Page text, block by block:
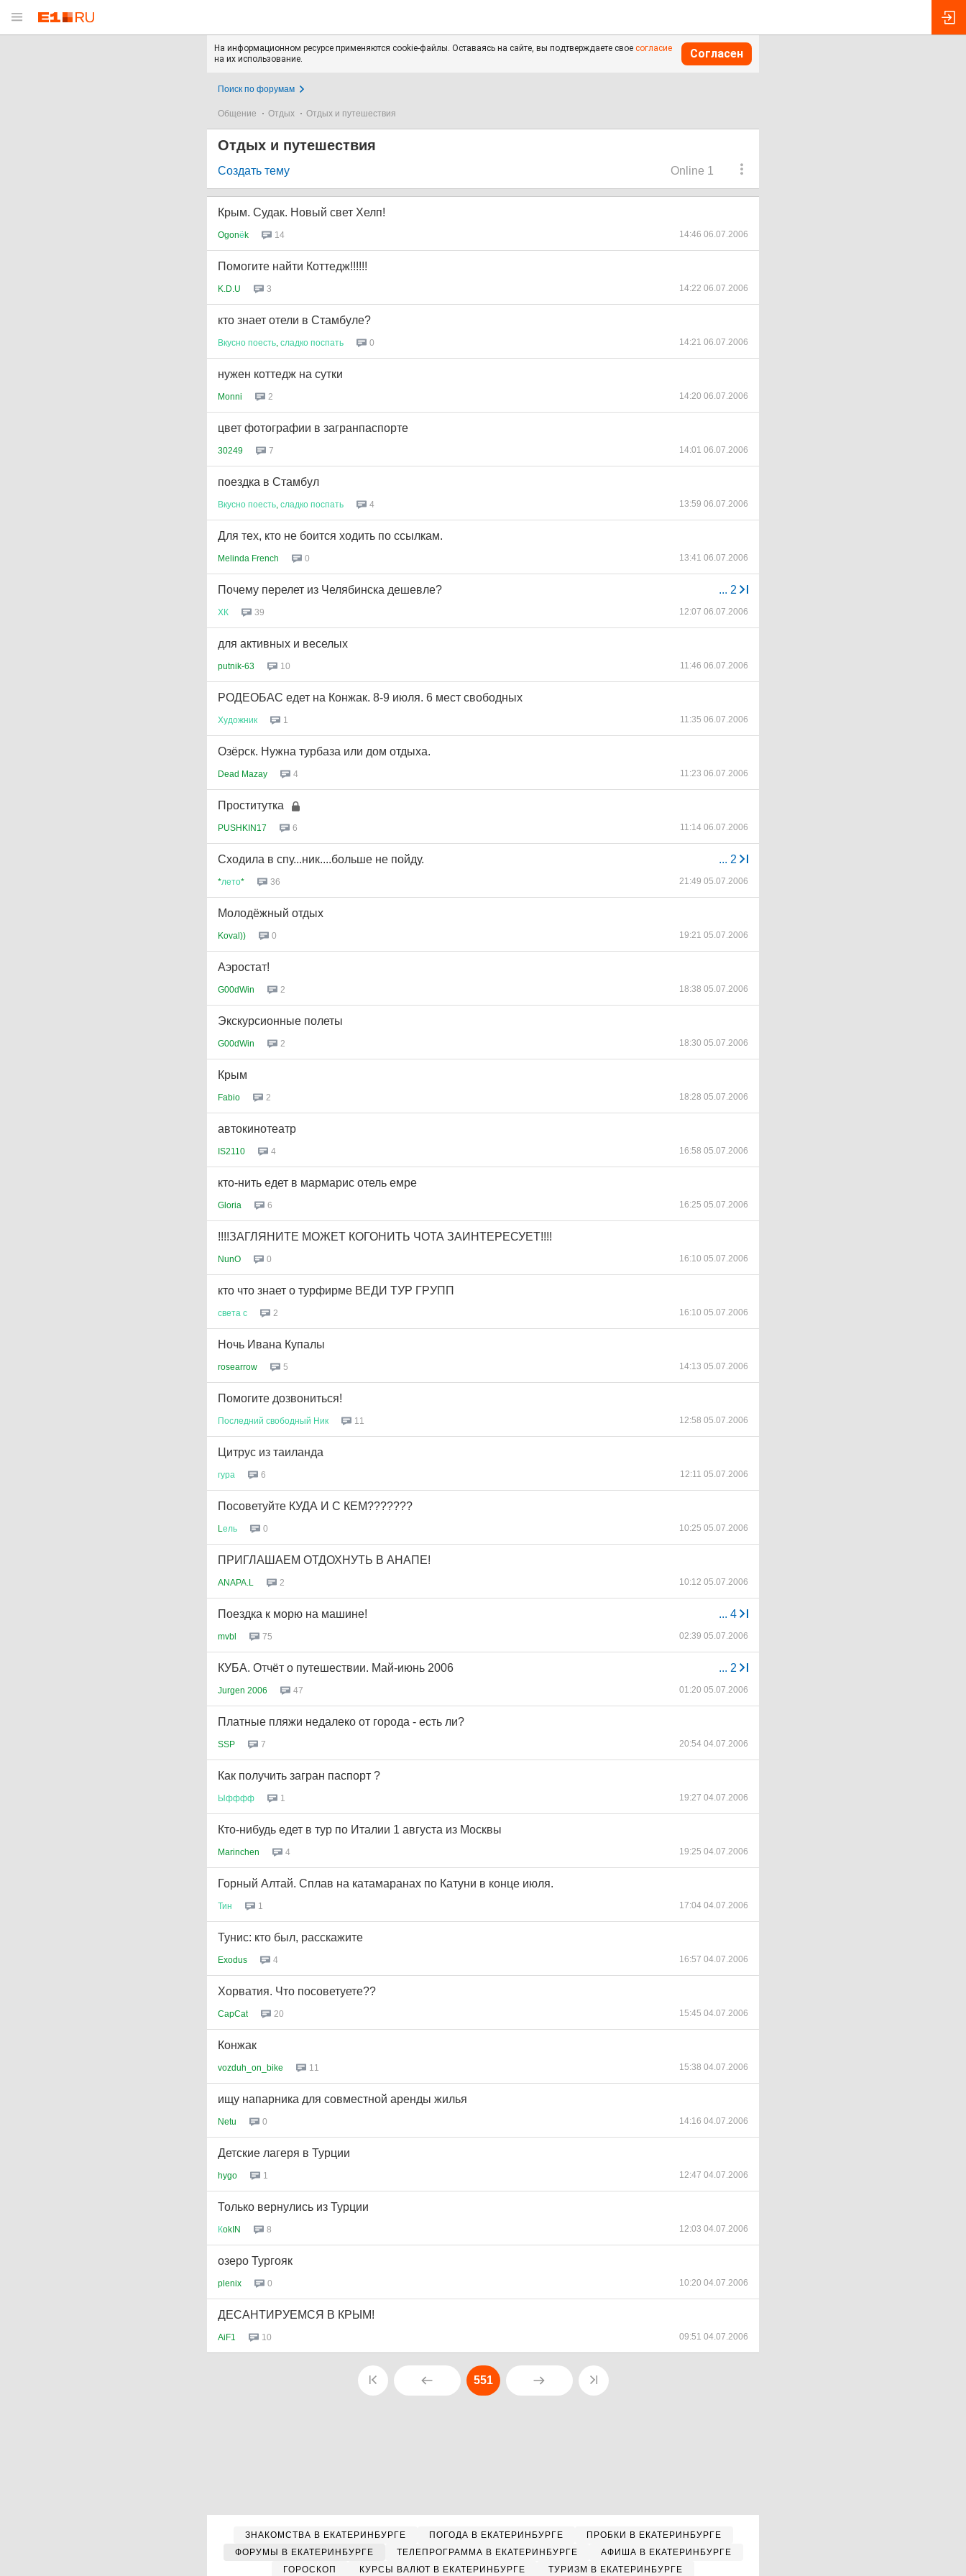
На информационном ресурсе применяются cookie-файлы. Оставаясь на сайте, вы подтверждаете свое согласие
на их использование.
Согласен
Поиск по форумам
Общение Отдых Отдых и путешествия
Отдых и путешествия
Online 1
Создать тему
Крым. Судак. Новый свет Хелп!
Ogonёk 14 14:46 06.07.2006
Помогите найти Коттедж!!!!!!
K.D.U 3 14:22 06.07.2006
кто знает отели в Стамбуле?
Вкусно поесть сладко поспать 0 14:21 06.07.2006
нужен коттедж на сутки
Monni 2 14:20 06.07.2006
цвет фотографии в загранпаспорте
30249 7 14:01 06.07.2006
поездка в Стамбул
Вкусно поесть сладко поспать 4 13:59 06.07.2006
Для тех, кто не боится ходить по ссылкам.
Melinda French 0 13:41 06.07.2006
... 2
Почему перелет из Челябинска дешевле?
ХК 39 12:07 06.07.2006
для активных и веселых
putnik-63 10 11:46 06.07.2006
РОДЕОБАС едет на Конжак. 8-9 июля. 6 мест свободных
Художник 1 11:35 06.07.2006
Озёрск. Нужна турбаза или дом отдыха.
Dead Mazay 4 11:23 06.07.2006
Проститутка
PUSHKIN17 6 11:14 06.07.2006
... 2
Сходила в спу...ник....больше не пойду.
*лето* 36 21:49 05.07.2006
Молодёжный отдых
Koval)) 0 19:21 05.07.2006
Аэростат!
G00dWin 2 18:38 05.07.2006
Экскурсионные полеты
G00dWin 2 18:30 05.07.2006
Крым
Fabio 2 18:28 05.07.2006
автокинотеатр
IS2110 4 16:58 05.07.2006
кто-нить едет в мармарис отель емре
Gloria 6 16:25 05.07.2006
!!!!ЗАГЛЯНИТЕ МОЖЕТ КОГОНИТЬ ЧОТА ЗАИНТЕРЕСУЕТ!!!!
NunO 0 16:10 05.07.2006
кто что знает о турфирме ВЕДИ ТУР ГРУПП
света с 2 16:10 05.07.2006
Ночь Ивана Купалы
rosearrow 5 14:13 05.07.2006
Помогите дозвониться!
Последний свободный Ник 11 12:58 05.07.2006
Цитрус из таиланда
гура 6 12:11 05.07.2006
Посоветуйте КУДА И С КЕМ???????
L ель 0 10:25 05.07.2006
ПРИГЛАШАЕМ ОТДОХНУТЬ В АНАПЕ!
ANAPA.L 2 10:12 05.07.2006
... 4
Поездка к морю на машине!
mvbl 75 02:39 05.07.2006
... 2
КУБА. Отчёт о путешествии. Май-июнь 2006
Jurgen 2006 47 01:20 05.07.2006
Платные пляжи недалеко от города - есть ли?
SSP 7 20:54 04.07.2006
Как получить загран паспорт ?
Ыфффф 1 19:27 04.07.2006
Кто-нибудь едет в тур по Италии 1 августа из Москвы
Marinchen 4 19:25 04.07.2006
Горный Алтай. Cплав на катамаранах по Катуни в конце июля.
Тин 1 17:04 04.07.2006
Тунис: кто был, расскажите
Exodus 4 16:57 04.07.2006
Хорватия. Что посоветуете??
CapCat 20 15:45 04.07.2006
Конжак
vozduh_on_bike 11 15:38 04.07.2006
ищу напарника для совместной аренды жилья
Netu 0 14:16 04.07.2006
Детские лагеря в Турции
hygo 1 12:47 04.07.2006
Только вернулись из Турции
КokIN 8 12:03 04.07.2006
озеро Тургояк
plenix 0 10:20 04.07.2006
ДЕСАНТИРУЕМСЯ В КРЫМ!
AiF1 10 09:51 04.07.2006
551
ЗНАКОМСТВА В ЕКАТЕРИНБУРГЕ ПОГОДА В ЕКАТЕРИНБУРГЕ
ПРОБКИ В ЕКАТЕРИНБУРГЕ
ФОРУМЫ В ЕКАТЕРИНБУРГЕ
ТЕЛЕПРОГРАММА В ЕКАТЕРИНБУРГЕ
АФИША В ЕКАТЕРИНБУРГЕ
ГОРОСКОП
КУРСЫ ВАЛЮТ В ЕКАТЕРИНБУРГЕ ТУРИЗМ В ЕКАТЕРИНБУРГЕ